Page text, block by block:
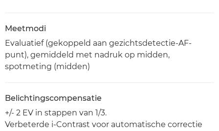
Meetmodi
Evaluatief (gekoppeld aan gezichtsdetectie-AF-
punt), gemiddeld met nadruk op midden,
spotmeting (midden)
Belichtingscompensatie
+/- 2 EV in stappen van 1/3.
Verbeterde i-Contrast voor automatische correctie